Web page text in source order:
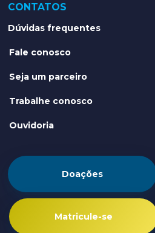
CONTATOS
Dúvidas frequentes
Fale conosco
Seja um parceiro
Trabalhe conosco
Ouvidoria
Doações
Matricule-se